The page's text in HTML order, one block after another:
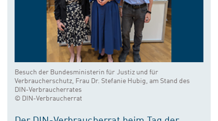
Besuch der Bundesministerin für Justiz und für
Verbraucherschutz, Frau Dr. Stefanie Hubig, am Stand des
DIN-Verbraucherrates
© DIN-Verbraucherrat